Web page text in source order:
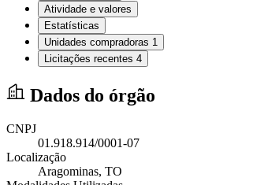
Atividade e valores
Estatísticas
Unidades compradoras 1
Licitações recentes 4
Dados do órgão
CNPJ
01.918.914/0001-07
Localização
Aragominas, TO